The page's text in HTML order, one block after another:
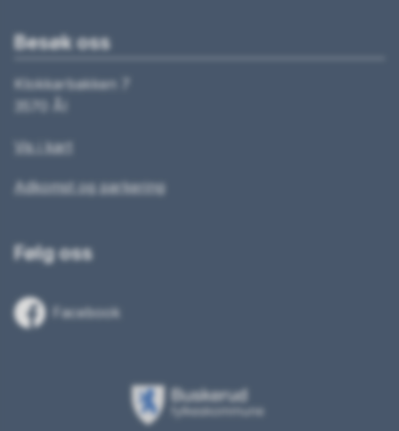
Besøk oss
Klokkarbakken 7
3570 Ål
Vis i kart
Adkomst og parkering
Følg oss
Facebook
Buskerud
fylkeskommune